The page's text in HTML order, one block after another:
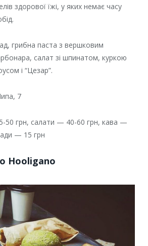
здорової їжі, у яких немає часу
грибна паста з вершковим
салат зі шпинатом, куркою
і “Цезар”.
7
50 грн, салати — 40-60 грн, кава —
— 15 грн
Hooligano